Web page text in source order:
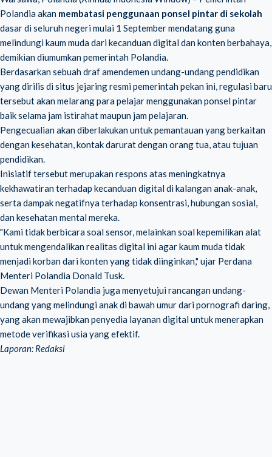
Polandia akan membatasi penggunaan ponsel pintar di sekolah
dasar di seluruh negeri mulai 1 September mendatang guna
melindungi kaum muda dari kecanduan digital dan konten berbahaya,
demikian diumumkan pemerintah Polandia.
Berdasarkan sebuah draf amendemen undang-undang pendidikan
yang dirilis di situs jejaring resmi pemerintah pekan ini, regulasi baru
tersebut akan melarang para pelajar menggunakan ponsel pintar
baik selama jam istirahat maupun jam pelajaran.
Pengecualian akan diberlakukan untuk pemantauan yang berkaitan
dengan kesehatan, kontak darurat dengan orang tua, atau tujuan
pendidikan.
Inisiatif tersebut merupakan respons atas meningkatnya
kekhawatiran terhadap kecanduan digital di kalangan anak-anak,
serta dampak negatifnya terhadap konsentrasi, hubungan sosial,
dan kesehatan mental mereka.
"Kami tidak berbicara soal sensor, melainkan soal kepemilikan alat
untuk mengendalikan realitas digital ini agar kaum muda tidak
menjadi korban dari konten yang tidak diinginkan," ujar Perdana
Menteri Polandia Donald Tusk.
Dewan Menteri Polandia juga menyetujui rancangan undang-
undang yang melindungi anak di bawah umur dari pornografi daring,
yang akan mewajibkan penyedia layanan digital untuk menerapkan
metode verifikasi usia yang efektif.
Laporan: Redaksi